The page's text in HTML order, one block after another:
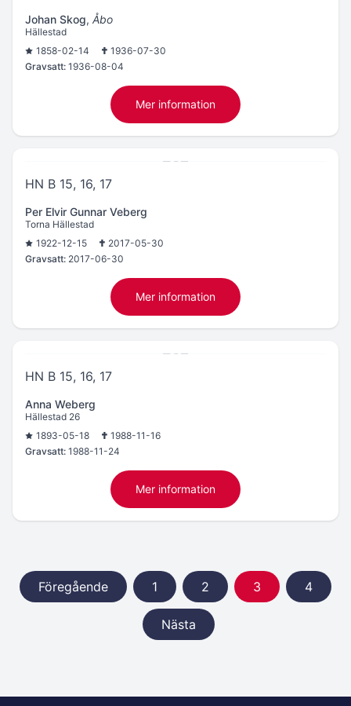
Johan Skog, Åbo
Hällestad
1858-02-14
1936-07-30
Gravsatt: 1936-08-04
Mer information
HN B 15, 16, 17
Per Elvir Gunnar Veberg
Torna Hällestad
1922-12-15
2017-05-30
Gravsatt: 2017-06-30
Mer information
HN B 15, 16, 17
Anna Weberg
Hällestad 26
1893-05-18
1988-11-16
Gravsatt: 1988-11-24
Mer information
Föregående 1 2 3 4
Nästa